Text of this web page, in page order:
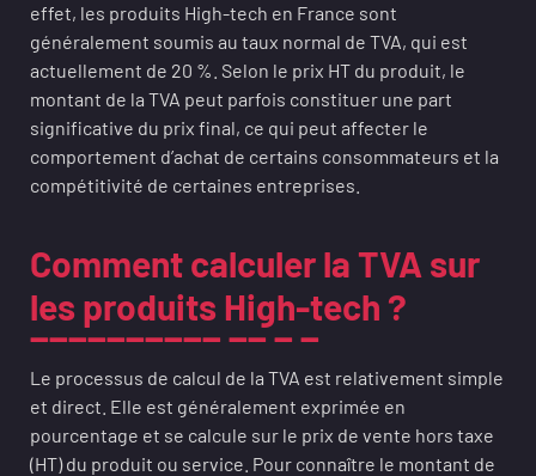
effet, les produits High-tech en France sont
généralement soumis au taux normal de TVA, qui est
actuellement de 20 %. Selon le prix HT du produit, le
montant de la TVA peut parfois constituer une part
significative du prix final, ce qui peut affecter le
comportement d’achat de certains consommateurs et la
compétitivité de certaines entreprises.
Comment calculer la TVA sur
les produits High-tech ?
Le processus de calcul de la TVA est relativement simple
et direct. Elle est généralement exprimée en
pourcentage et se calcule sur le prix de vente hors taxe
(HT) du produit ou service. Pour connaître le montant de